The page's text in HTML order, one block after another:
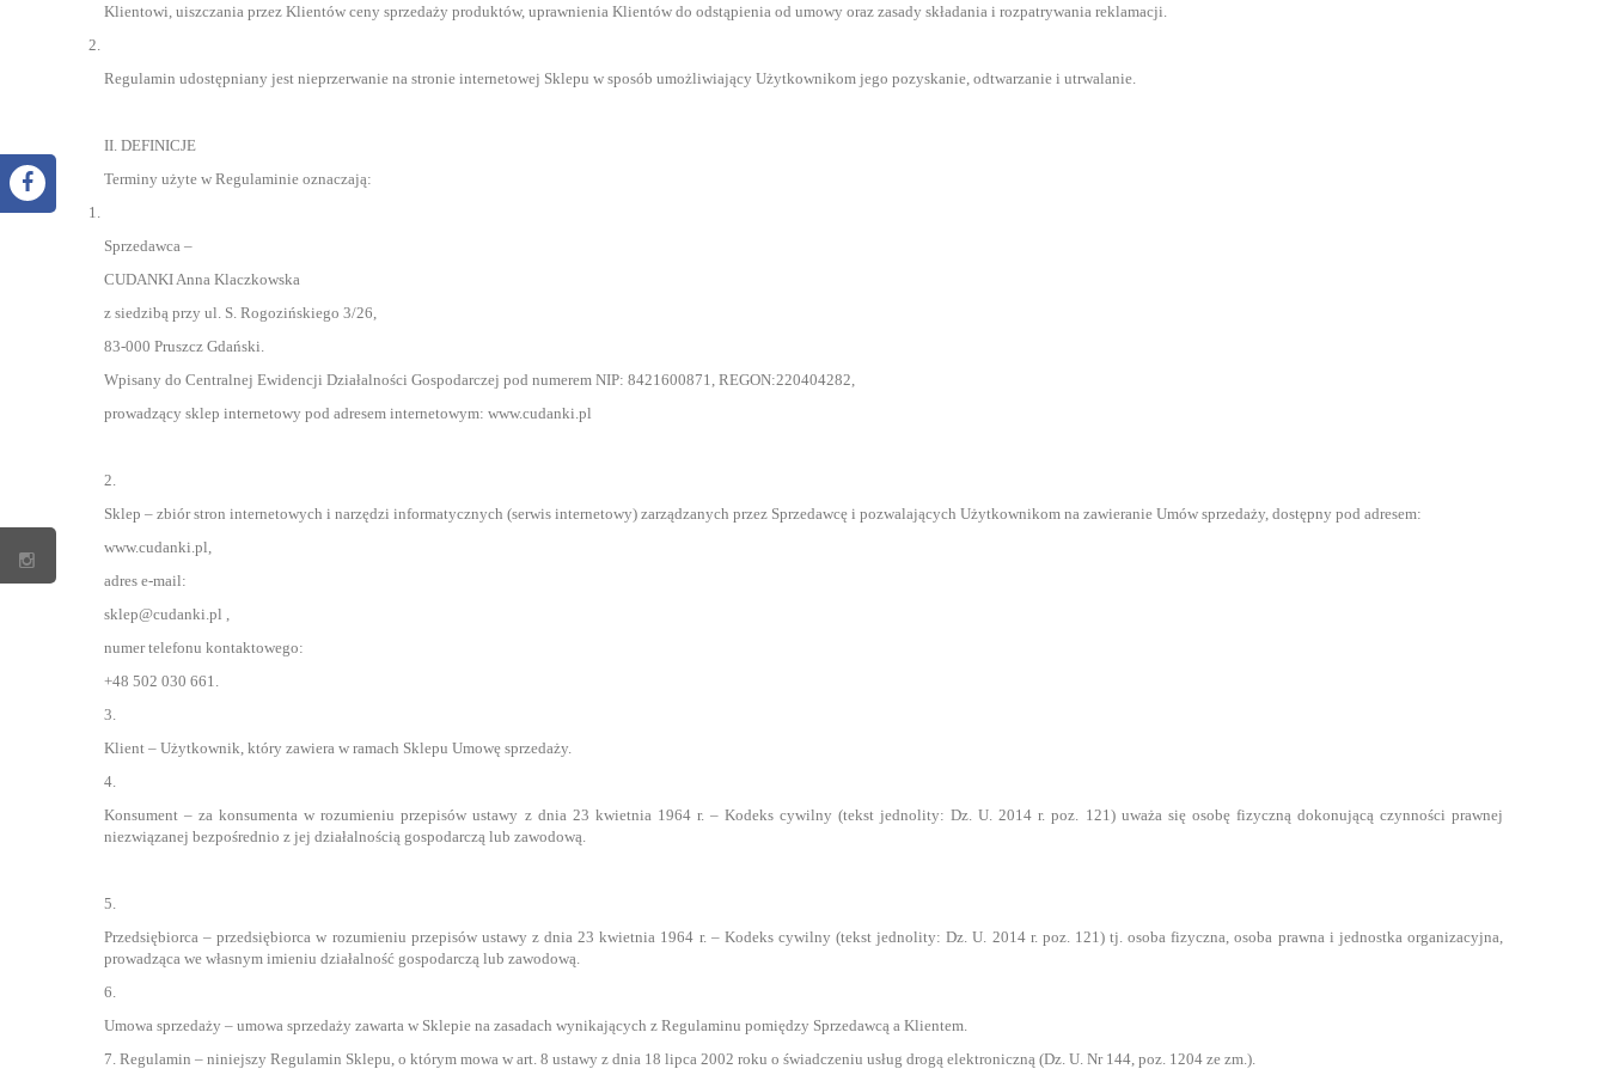
Klientowi, uiszczania przez Klientów ceny sprzedaży produktów, uprawnienia Klientów do odstąpienia od umowy oraz zasady składania i rozpatrywania reklamacji.
Regulamin udostępniany jest nieprzerwanie na stronie internetowej Sklepu w sposób umożliwiający Użytkownikom jego pozyskanie, odtwarzanie i utrwalanie.
II. DEFINICJE
Terminy użyte w Regulaminie oznaczają:
Sprzedawca –
CUDANKI Anna Klaczkowska
z siedzibą przy ul. S. Rogozińskiego 3/26,
83-000 Pruszcz Gdański.
Wpisany do Centralnej Ewidencji Działalności Gospodarczej pod numerem NIP: 8421600871, REGON:220404282,
prowadzący sklep internetowy pod adresem internetowym: www.cudanki.pl
2.
Sklep – zbiór stron internetowych i narzędzi informatycznych (serwis internetowy) zarządzanych przez Sprzedawcę i pozwalających Użytkownikom na zawieranie Umów sprzedaży, dostępny pod adresem:
www.cudanki.pl,
adres e-mail:
sklep@cudanki.pl ,
numer telefonu kontaktowego:
+48 502 030 661.
3.
Klient – Użytkownik, który zawiera w ramach Sklepu Umowę sprzedaży.
4.
Konsument – za konsumenta w rozumieniu przepisów ustawy z dnia 23 kwietnia 1964 r. – Kodeks cywilny (tekst jednolity: Dz. U. 2014 r. poz. 121) uważa się osobę fizyczną dokonującą czynności prawnej
niezwiązanej bezpośrednio z jej działalnością gospodarczą lub zawodową.
5.
Przedsiębiorca – przedsiębiorca w rozumieniu przepisów ustawy z dnia 23 kwietnia 1964 r. – Kodeks cywilny (tekst jednolity: Dz. U. 2014 r. poz. 121) tj. osoba fizyczna, osoba prawna i jednostka organizacyjna,
prowadząca we własnym imieniu działalność gospodarczą lub zawodową.
6.
Umowa sprzedaży – umowa sprzedaży zawarta w Sklepie na zasadach wynikających z Regulaminu pomiędzy Sprzedawcą a Klientem.
7. Regulamin – niniejszy Regulamin Sklepu, o którym mowa w art. 8 ustawy z dnia 18 lipca 2002 roku o świadczeniu usług drogą elektroniczną (Dz. U. Nr 144, poz. 1204 ze zm.).